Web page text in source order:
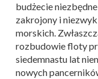
budżecie
zakrojony i
morskich.
rozbudowie floty
siedemnastu lat
nowych